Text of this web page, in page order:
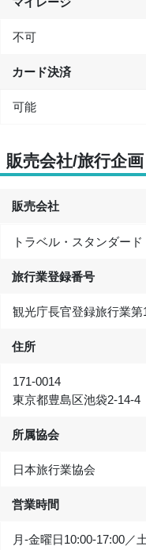
不可
カード決済
可能
販売会社/旅行企
販売会社
トラベル・スタンダー
旅行業登録番号
観光庁長官登録旅行業第
住所
171-0014
東京都豊島区池袋2-14-
所属協会
日本旅行業協会
営業時間
月-金曜日10:00‐17:00／